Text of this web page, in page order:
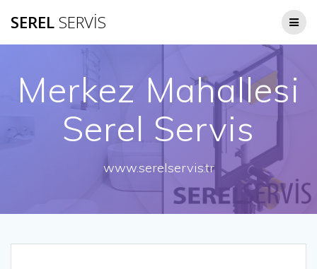
SERELSERVİS
Merkez Mahallesi
Serel Servis
www.serelservis.tr